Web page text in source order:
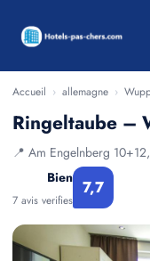
Accueil › allemagne ›
Ringeltaube –
📍 Am Engelnberg
Bien
7 avis verifies
7,7